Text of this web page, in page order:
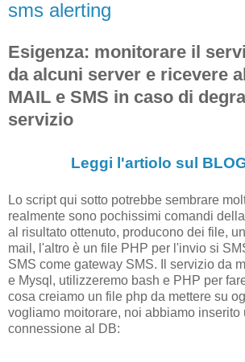
sms alerting
Esigenza: monitorare il
da alcuni server e ricevere
MAIL e SMS in caso di
servizio
Leggi l'artiolo sul
Lo script qui sotto potrebbe sembrare
realmente sono pochissimi comandi
al risultato ottenuto, producono dei file,
mail, l'altro è un file PHP per l'invio si
SMS come gateway SMS. Il servizio da
e Mysql, utilizzeremo bash e PHP per
cosa creiamo un file php da mettere su
vogliamo moitorare, noi abbiamo inserito
connessione al DB: